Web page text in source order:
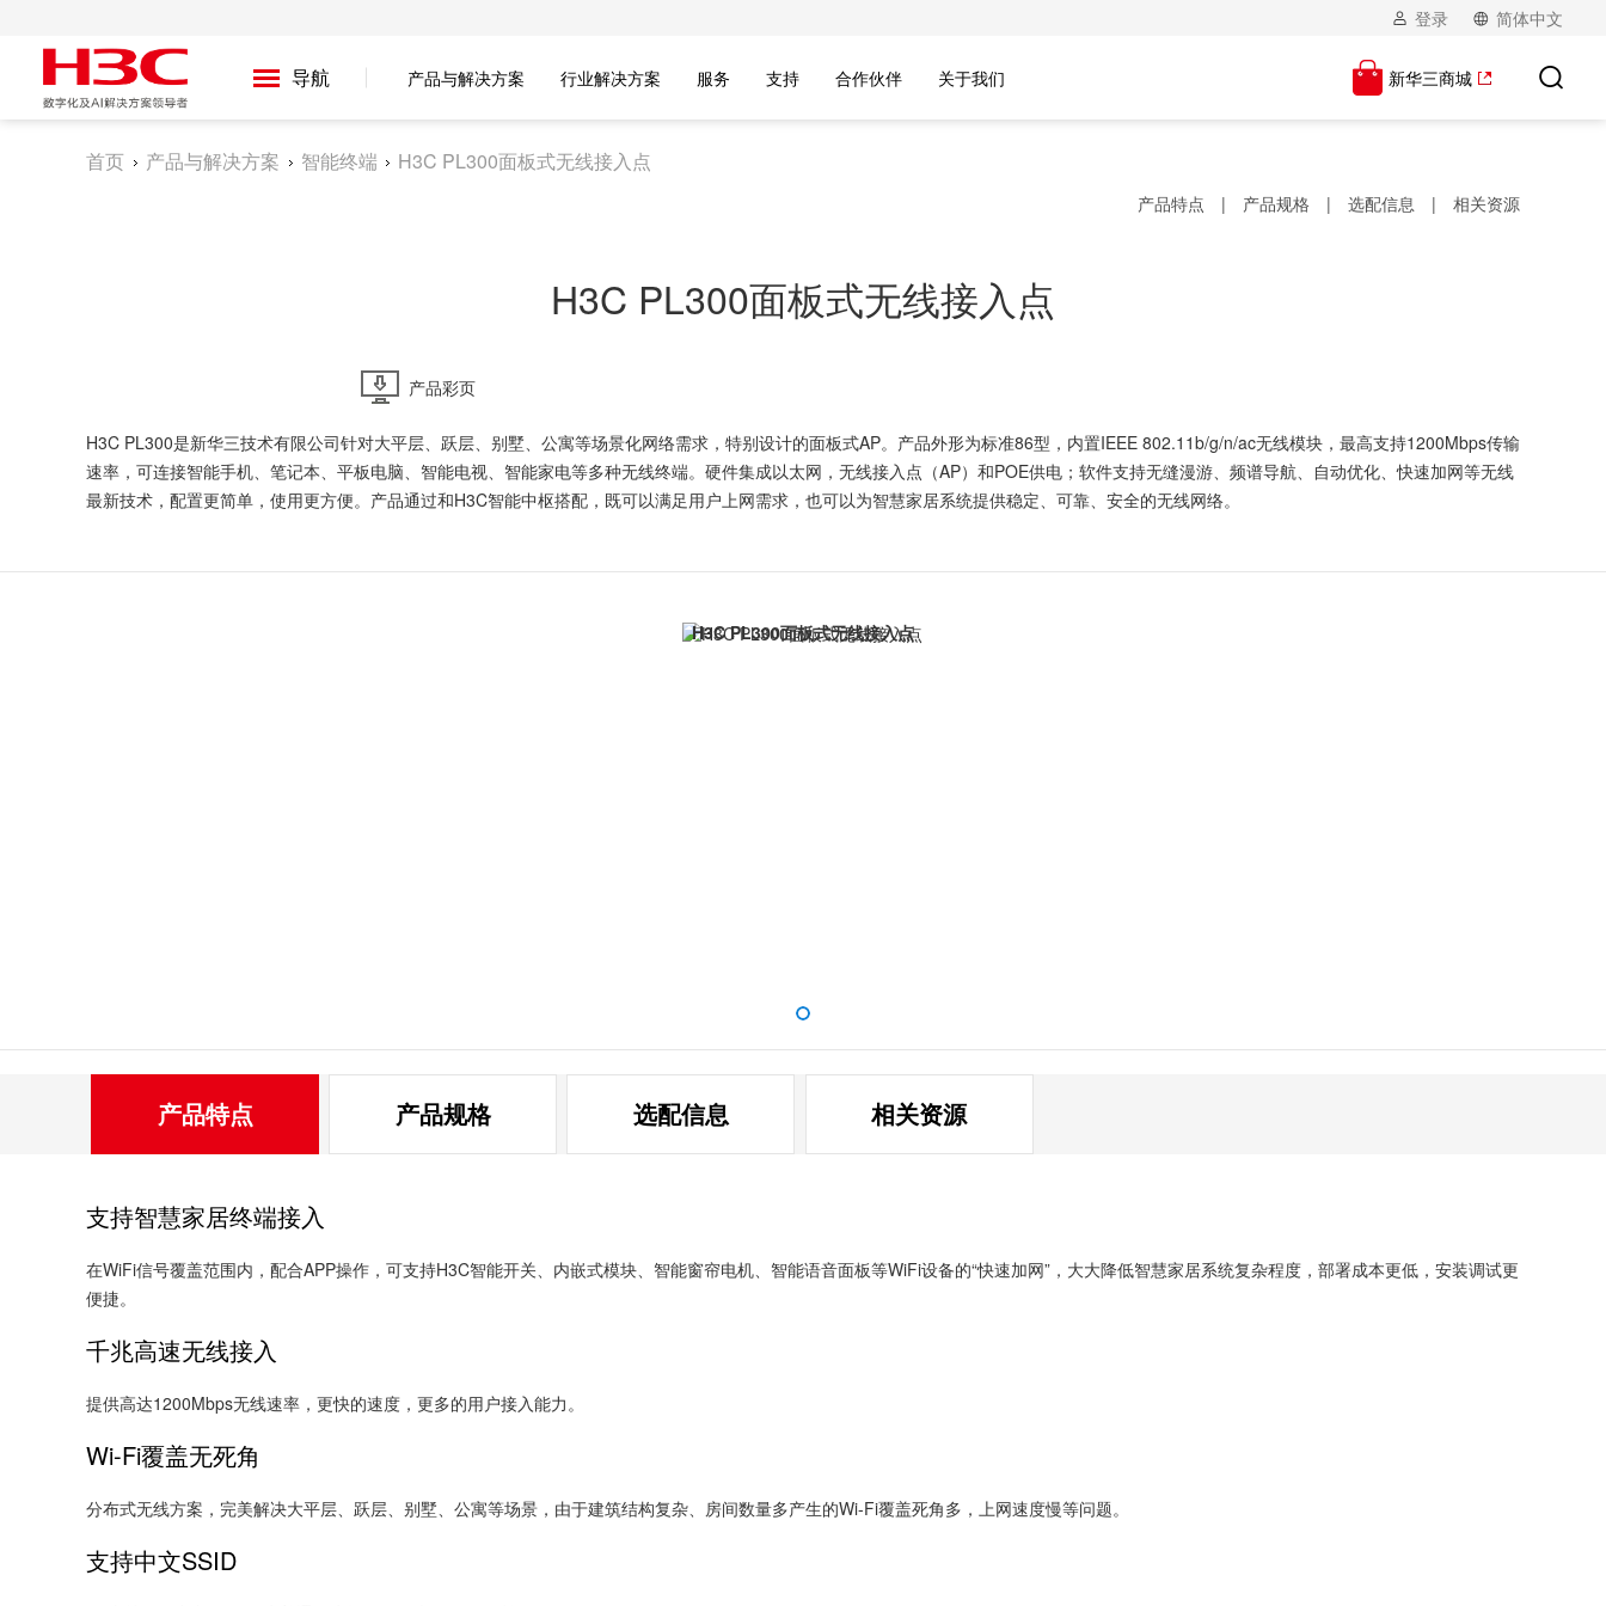
登录 简体中文
导航 产品与解决方案 行业解决方案 服务 支持 合作伙伴 关于我们 新华三商城
产品特点 | 产品规格 | 选配信息 | 相关资源
首页 产品与解决方案 智能终端 H3C PL300面板式无线接入点
H3C PL300面板式无线接入点
产品彩页
H3C PL300是新华三技术有限公司针对大平层、跃层、别墅、公寓等场景化网络需求，特别设计的面板式AP。产品外形为标准86型，内置IEEE 802.11b/g/n/ac无线模块，最高支持1200Mbps传输
速率，可连接智能手机、笔记本、平板电脑、智能电视、智能家电等多种无线终端。硬件集成以太网，无线接入点（AP）和POE供电；软件支持无缝漫游、频谱导航、自动优化、快速加网等无线
最新技术，配置更简单，使用更方便。产品通过和H3C智能中枢搭配，既可以满足用户上网需求，也可以为智慧家居系统提供稳定、可靠、安全的无线网络。
H3C PL300面板式无线接入点
产品特点 产品规格 选配信息 相关资源
支持智慧家居终端接入
在WiFi信号覆盖范围内，配合APP操作，可支持H3C智能开关、内嵌式模块、智能窗帘电机、智能语音面板等WiFi设备的“快速加网”，大大降低智慧家居系统复杂程度，部署成本更低，安装调试更
便捷。
千兆高速无线接入
提供高达1200Mbps无线速率，更快的速度，更多的用户接入能力。
Wi-Fi覆盖无死角
分布式无线方案，完美解决大平层、跃层、别墅、公寓等场景，由于建筑结构复杂、房间数量多产生的Wi-Fi覆盖死角多，上网速度慢等问题。
支持中文SSID